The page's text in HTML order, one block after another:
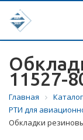
11527-
Главная Каталог
РТИ для
Обкладки